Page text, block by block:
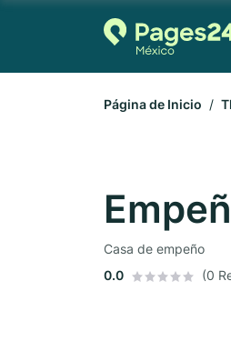
Página de Inicio
Casa de empeño
0.0
(0